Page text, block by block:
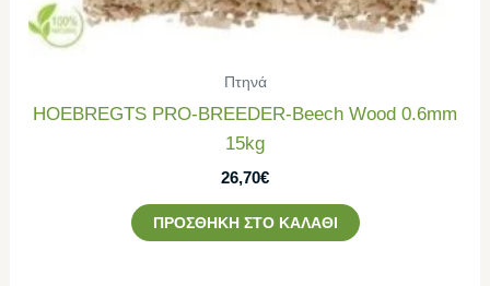
Πτηνά
HOEBREGTS PRO-BREEDER-Beech Wood 0.6mm
15kg
26,70€
ΠΡΟΣΘΉΚΗ ΣΤΟ ΚΑΛΆΘΙ